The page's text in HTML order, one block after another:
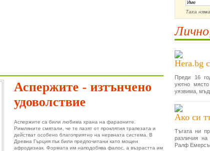
Аспержите - изтънчено
удоволствие
Аспержите са били любима храна на фараоните.
Римляните смятали, че те пазят от проклятия трапезата и
действат особено благоприятно на нервната система. В
Древна Гърция пък били предпочитани като мощен
афродизиак. Формата им наподобява фалос, а възрастта им
Така
Hera.bg
Преди 16
уютно
уязвима,
Ако си
Тъгата ни
различия
Ралф